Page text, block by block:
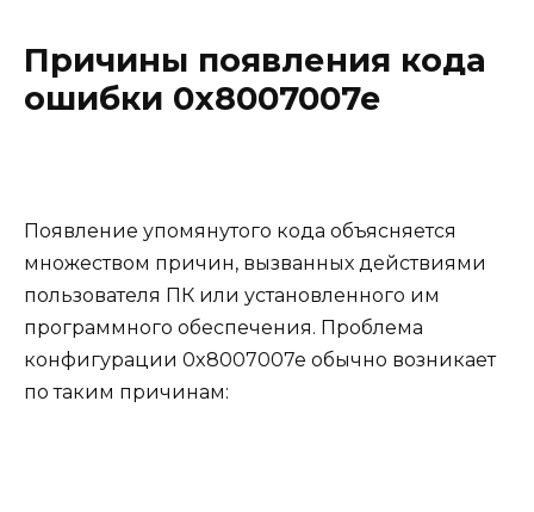
Причины появления кода
ошибки 0x8007007e
Появление упомянутого кода объясняется
множеством причин, вызванных действиями
пользователя ПК или установленного им
программного обеспечения. Проблема
конфигурации 0x8007007e обычно возникает
по таким причинам: